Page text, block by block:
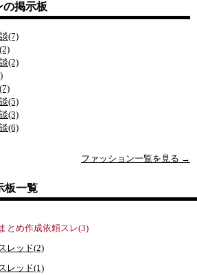
の掲示板
(7)
(2)
(5)
(3)
(6)
ファッション一覧を見る →
板一覧
とめ作成依頼スレ(3)
レッド(2)
レッド(1)